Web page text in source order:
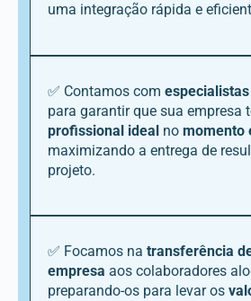
uma integração rápida e
✅ Contamos com
para garantir que sua empresa
profissional ideal no momento
maximizando a entrega de
projeto.
✅ Focamos na transferência
empresa aos colaboradores
preparando-os para levar os